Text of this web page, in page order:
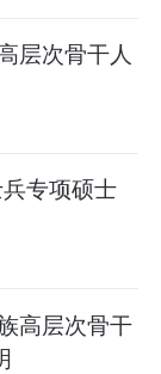
层次骨干人
专项硕士
高层次骨干